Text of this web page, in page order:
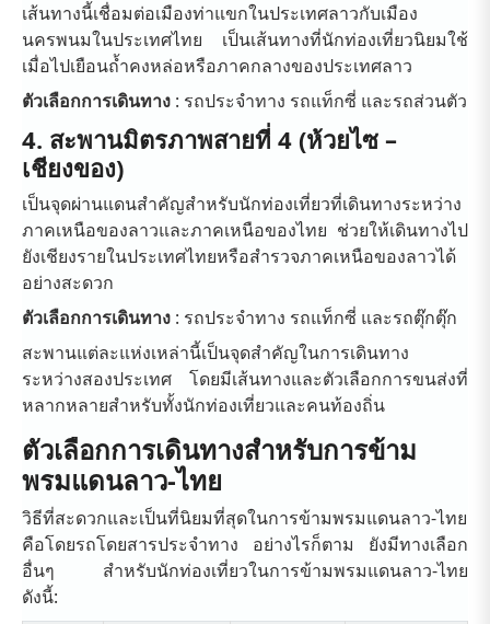
เส้นทางนี้เชื่อมต่อเมืองท่าแขกในประเทศลาวกับเมือง
นครพนมในประเทศไทย เป็นเส้นทางที่นักท่องเที่ยวนิยมใช้
เมื่อไปเยือนถ้ำคงหล่อหรือภาคกลางของประเทศลาว
ตัวเลือกการเดินทาง : รถประจำทาง รถแท็กซี่ และรถส่วนตัว
4. สะพานมิตรภาพสายที่ 4 (ห้วยไซ –
เชียงของ)
เป็นจุดผ่านแดนสำคัญสำหรับนักท่องเที่ยวที่เดินทางระหว่าง
ภาคเหนือของลาวและภาคเหนือของไทย ช่วยให้เดินทางไป
ยังเชียงรายในประเทศไทยหรือสำรวจภาคเหนือของลาวได้
อย่างสะดวก
ตัวเลือกการเดินทาง : รถประจำทาง รถแท็กซี่ และรถตุ๊กตุ๊ก
สะพานแต่ละแห่งเหล่านี้เป็นจุดสำคัญในการเดินทาง
ระหว่างสองประเทศ โดยมีเส้นทางและตัวเลือกการขนส่งที่
หลากหลายสำหรับทั้งนักท่องเที่ยวและคนท้องถิ่น
ตัวเลือกการเดินทางสำหรับการข้าม
พรมแดนลาว-ไทย
วิธีที่สะดวกและเป็นที่นิยมที่สุดในการข้ามพรมแดนลาว-ไทย
คือโดยรถโดยสารประจำทาง อย่างไรก็ตาม ยังมีทางเลือก
อื่นๆ สำหรับนักท่องเที่ยวในการข้ามพรมแดนลาว-ไทย
ดังนี้: